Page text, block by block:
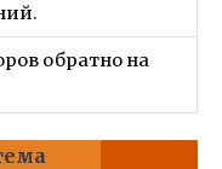
обратно на